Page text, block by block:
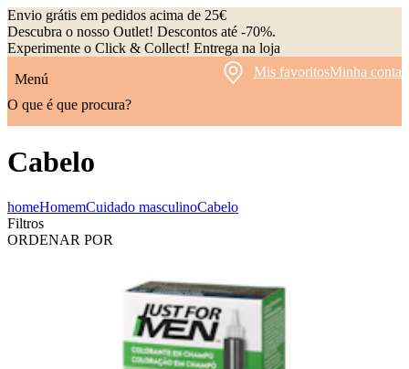
Envio grátis em pedidos acima de 25€
Descubra o nosso Outlet! Descontos até -70%.
Experimente o Click & Collect! Entrega na loja
Menú
Mis favoritosMinha conta
O que é que procura?
Cabelo
homeHomemCuidado masculinoCabelo
Filtros
ORDENAR POR